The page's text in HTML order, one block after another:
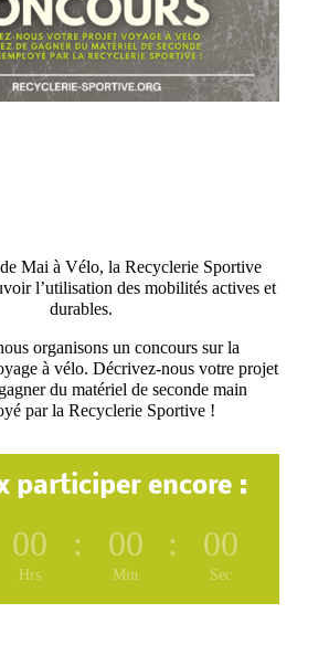
Mai à Vélo, la Recyclerie Sportive
l’utilisation des mobilités actives et
durables.
organisons un concours sur la
à vélo. Décrivez-nous votre projet
du matériel de seconde main
par la Recyclerie Sportive !
participer encore :
00
Hrs
: 00
Min
: 00
Sec